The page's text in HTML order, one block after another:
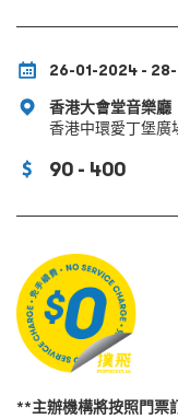
26-01-2024 -
香港大會堂音樂廳
香港中環愛丁堡廣
90 - 400
**主辦機構將按照門票